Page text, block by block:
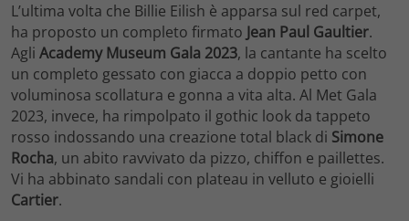
L’ultima volta che Billie Eilish è apparsa sul red carpet,
ha proposto un completo firmato Jean Paul Gaultier.
Agli Academy Museum Gala 2023, la cantante ha scelto
un completo gessato con giacca a doppio petto con
voluminosa scollatura e gonna a vita alta. Al Met Gala
2023, invece, ha rimpolpato il gothic look da tappeto
rosso indossando una creazione total black di Simone
Rocha, un abito ravvivato da pizzo, chiffon e paillettes.
Vi ha abbinato sandali con plateau in velluto e gioielli
Cartier.